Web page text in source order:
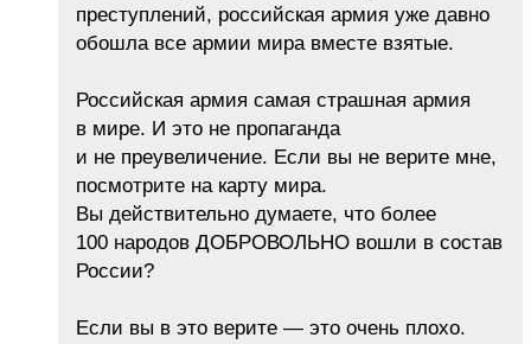
преступлений, российская армия уже давно
обошла все армии мира вместе взятые.
Российская армия самая страшная армия
в мире. И это не пропаганда
и не преувеличение. Если вы не верите мне,
посмотрите на карту мира.
Вы действительно думаете, что более
100 народов ДОБРОВОЛЬНО вошли в состав
России?
Если вы в это верите — это очень плохо.